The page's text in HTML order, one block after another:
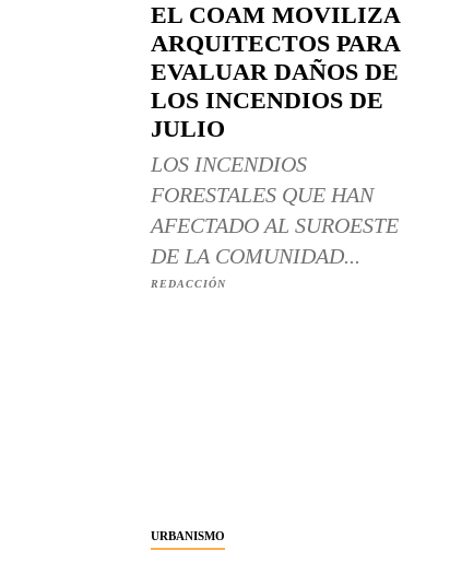
EL COAM MOVILIZA
ARQUITECTOS PARA
EVALUAR DAÑOS DE
LOS INCENDIOS DE
JULIO
LOS INCENDIOS
FORESTALES QUE HAN
AFECTADO AL SUROESTE
DE LA COMUNIDAD...
REDACCIÓN
URBANISMO